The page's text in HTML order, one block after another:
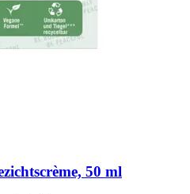
50 ml